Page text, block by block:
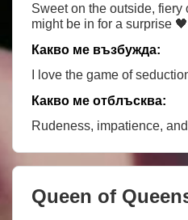
Sweet on the outside,
might be in for a surprise 🖤
Какво ме възбужда:
I love the game of
Какво ме отблъсква:
Rudeness, impatience,
Queen of